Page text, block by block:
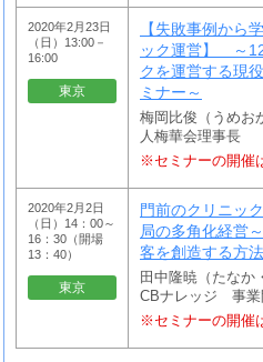
2020年2月23日
（日）13:00－
16:00
東京
【失敗事例から
ック運営】 ～
クを運営する現
ミナー～
梅岡比俊（うめ
人梅華会理事長
※セミナーの開催
2020年2月2日
（日）14：00～
16：30（開場
13：40）
東京
門前のクリニッ
局の多角化経営
客を創造する方
田中隆暁（たなか
CBナレッジ 事
※セミナーの開催